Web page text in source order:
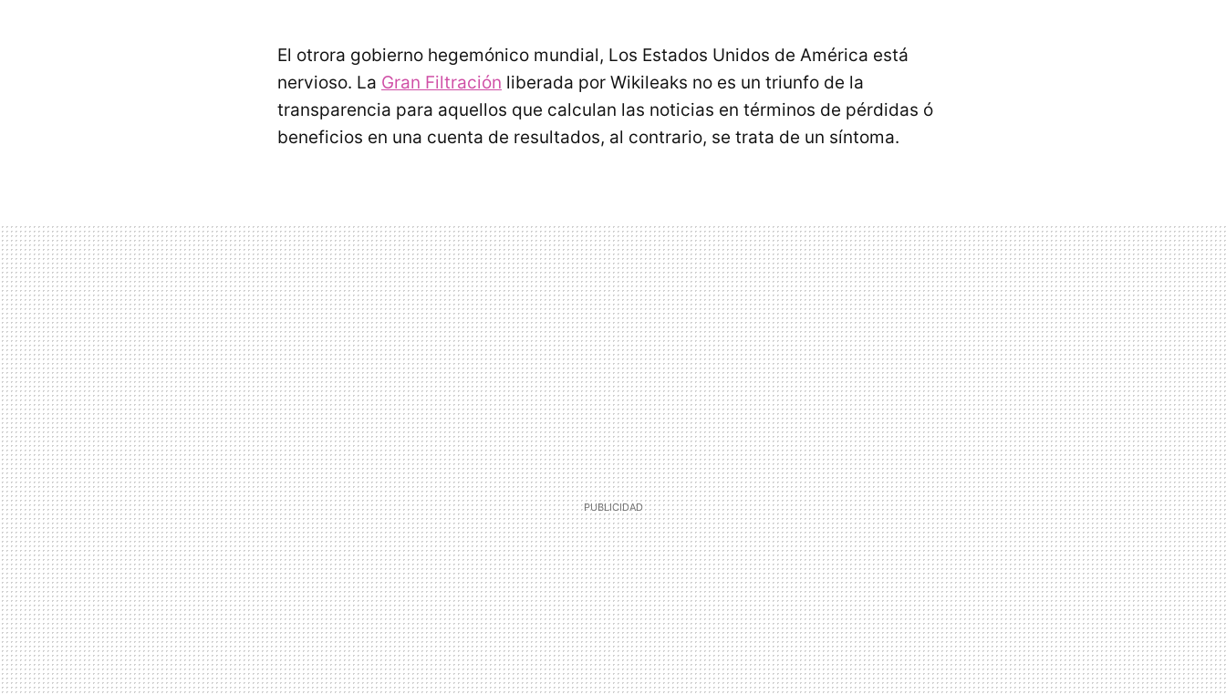
El otrora gobierno hegemónico mundial, Los Estados Unidos de América está
nervioso. La Gran Filtración liberada por Wikileaks no es un triunfo de la
transparencia para aquellos que calculan las noticias en términos de pérdidas ó
beneficios en una cuenta de resultados, al contrario, se trata de un síntoma.